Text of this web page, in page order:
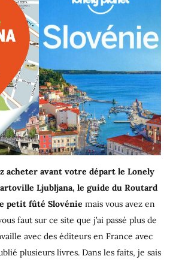
acheter avant votre départ le Lonely
Ljubljana, le guide du Routard
petit fûté Slovénie mais vous avez en
faut sur ce site que j’ai passé plus de
avec des éditeurs en France avec
plusieurs livres. Dans les faits, je sais